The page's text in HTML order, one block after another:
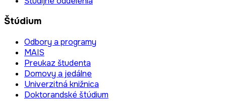
Štúdium
Odbory a programy
MAIS
Preukaz študenta
Domovy a jedálne
Univerzitná knižnica
Doktorandské štúdium